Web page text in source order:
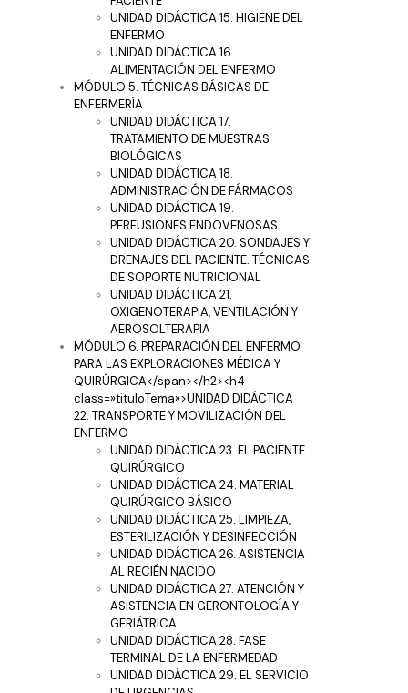
UNIDAD DIDÁCTICA 15. HIGIENE DEL
ENFERMO
UNIDAD DIDÁCTICA 16.
ALIMENTACIÓN DEL ENFERMO
MÓDULO 5. TÉCNICAS BÁSICAS DE
ENFERMERÍA
UNIDAD DIDÁCTICA 17.
TRATAMIENTO DE MUESTRAS
BIOLÓGICAS
UNIDAD DIDÁCTICA 18.
ADMINISTRACIÓN DE FÁRMACOS
UNIDAD DIDÁCTICA 19.
PERFUSIONES ENDOVENOSAS
UNIDAD DIDÁCTICA 20. SONDAJES Y
DRENAJES DEL PACIENTE. TÉCNICAS
DE SOPORTE NUTRICIONAL
UNIDAD DIDÁCTICA 21.
OXIGENOTERAPIA, VENTILACIÓN Y
AEROSOLTERAPIA
MÓDULO 6. PREPARACIÓN DEL ENFERMO
PARA LAS EXPLORACIONES MÉDICA Y
QUIRÚRGICA</span></h2><h4
class=»tituloTema»>UNIDAD DIDÁCTICA
22. TRANSPORTE Y MOVILIZACIÓN DEL
ENFERMO
UNIDAD DIDÁCTICA 23. EL PACIENTE
QUIRÚRGICO
UNIDAD DIDÁCTICA 24. MATERIAL
QUIRÚRGICO BÁSICO
UNIDAD DIDÁCTICA 25. LIMPIEZA,
ESTERILIZACIÓN Y DESINFECCIÓN
UNIDAD DIDÁCTICA 26. ASISTENCIA
AL RECIÉN NACIDO
UNIDAD DIDÁCTICA 27. ATENCIÓN Y
ASISTENCIA EN GERONTOLOGÍA Y
GERIÁTRICA
UNIDAD DIDÁCTICA 28. FASE
TERMINAL DE LA ENFERMEDAD
UNIDAD DIDÁCTICA 29. EL SERVICIO